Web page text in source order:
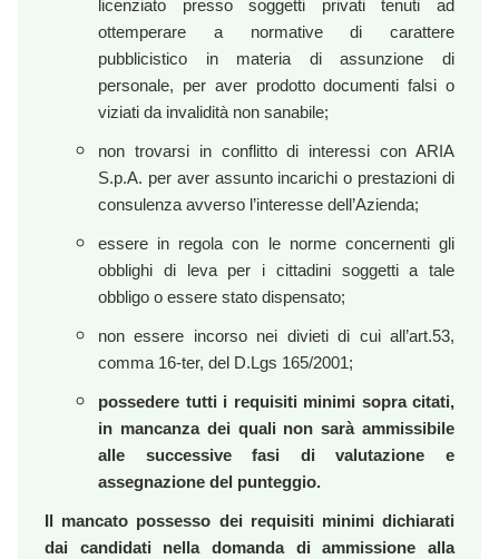
licenziato presso soggetti privati tenuti ad
ottemperare a normative di carattere
pubblicistico in materia di assunzione di
personale, per aver prodotto documenti falsi o
viziati da invalidità non sanabile;
non trovarsi in conflitto di interessi con ARIA
S.p.A. per aver assunto incarichi o prestazioni di
consulenza avverso l’interesse dell’Azienda;
essere in regola con le norme concernenti gli
obblighi di leva per i cittadini soggetti a tale
obbligo o essere stato dispensato;
non essere incorso nei divieti di cui all’art.53,
comma 16-ter, del D.Lgs 165/2001;
possedere tutti i requisiti minimi sopra citati,
in mancanza dei quali non sarà ammissibile
alle successive fasi di valutazione e
assegnazione del punteggio.
Il mancato possesso dei requisiti minimi dichiarati
dai candidati nella domanda di ammissione alla